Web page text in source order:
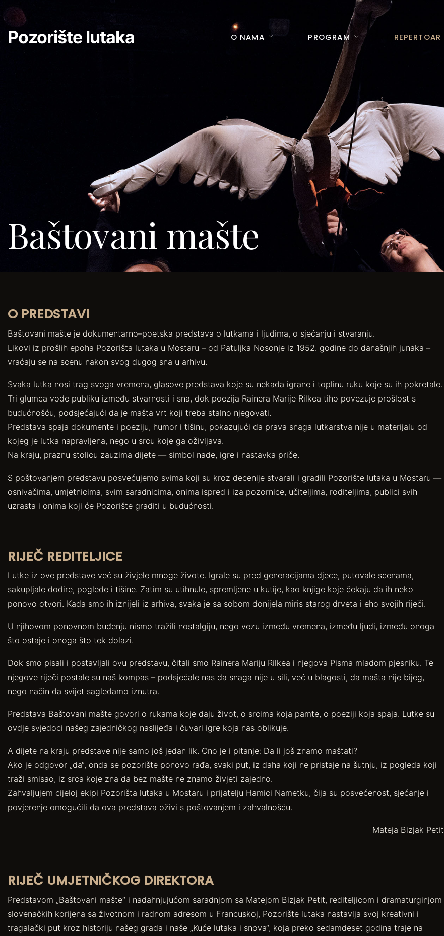
Pozorište lutaka O NAMA PROGRAM REPERTOAR
Baštovani mašte
O PREDSTAVI
Baštovani mašte je dokumentarno–poetska predstava o lutkama i ljudima, o sjećanju i stvaranju.
Likovi iz prošlih epoha Pozorišta lutaka u Mostaru – od Patuljka Nosonje iz 1952. godine do današnjih junaka –
vraćaju se na scenu nakon svog dugog sna u arhivu.
Svaka lutka nosi trag svoga vremena, glasove predstava koje su nekada igrane i toplinu ruku koje su ih pokretale.
Tri glumca vode publiku između stvarnosti i sna, dok poezija Rainera Marije Rilkea tiho povezuje prošlost s
budućnošću, podsjećajući da je mašta vrt koji treba stalno njegovati.
Predstava spaja dokumente i poeziju, humor i tišinu, pokazujući da prava snaga lutkarstva nije u materijalu od
kojeg je lutka napravljena, nego u srcu koje ga oživljava.
Na kraju, praznu stolicu zauzima dijete — simbol nade, igre i nastavka priče.
S poštovanjem predstavu posvećujemo svima koji su kroz decenije stvarali i gradili Pozorište lutaka u Mostaru —
osnivačima, umjetnicima, svim saradnicima, onima ispred i iza pozornice, učiteljima, roditeljima, publici svih
uzrasta i onima koji će Pozorište graditi u budućnosti.
RIJEČ REDITELJICE
Lutke iz ove predstave već su živjele mnoge živote. Igrale su pred generacijama djece, putovale scenama,
sakupljale dodire, poglede i tišine. Zatim su utihnule, spremljene u kutije, kao knjige koje čekaju da ih neko
ponovo otvori. Kada smo ih iznijeli iz arhiva, svaka je sa sobom donijela miris starog drveta i eho svojih riječi.
U njihovom ponovnom buđenju nismo tražili nostalgiju, nego vezu između vremena, između ljudi, između onoga
što ostaje i onoga što tek dolazi.
Dok smo pisali i postavljali ovu predstavu, čitali smo Rainera Mariju Rilkea i njegova Pisma mladom pjesniku. Te
njegove riječi postale su naš kompas – podsjećale nas da snaga nije u sili, već u blagosti, da mašta nije bijeg,
nego način da svijet sagledamo iznutra.
Predstava Baštovani mašte govori o rukama koje daju život, o srcima koja pamte, o poeziji koja spaja. Lutke su
ovdje svjedoci našeg zajedničkog naslijeđa i čuvari igre koja nas oblikuje.
A dijete na kraju predstave nije samo još jedan lik. Ono je i pitanje: Da li još znamo maštati?
Ako je odgovor „da“, onda se pozorište ponovo rađa, svaki put, iz daha koji ne pristaje na šutnju, iz pogleda koji
traži smisao, iz srca koje zna da bez mašte ne znamo živjeti zajedno.
Zahvaljujem cijeloj ekipi Pozorišta lutaka u Mostaru i prijatelju Hamici Nametku, čija su posvećenost, sjećanje i
povjerenje omogućili da ova predstava oživi s poštovanjem i zahvalnošću.
Mateja Bizjak Petit
RIJEČ UMJETNIČKOG DIREKTORA
Predstavom „Baštovani mašte“ i nadahnjujućom saradnjom sa Matejom Bizjak Petit, rediteljicom i dramaturginjom
slovenačkih korijena sa životnom i radnom adresom u Francuskoj, Pozorište lutaka nastavlja svoj kreativni i
tragalački put kroz historiju našeg grada i naše „Kuće lutaka i snova“, koja preko sedamdeset godina traje na